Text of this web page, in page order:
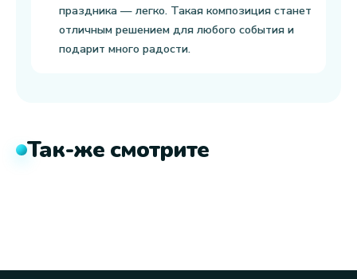
праздника — легко. Такая композиция станет
отличным решением для любого события и
подарит много радости.
Так-же смотрите